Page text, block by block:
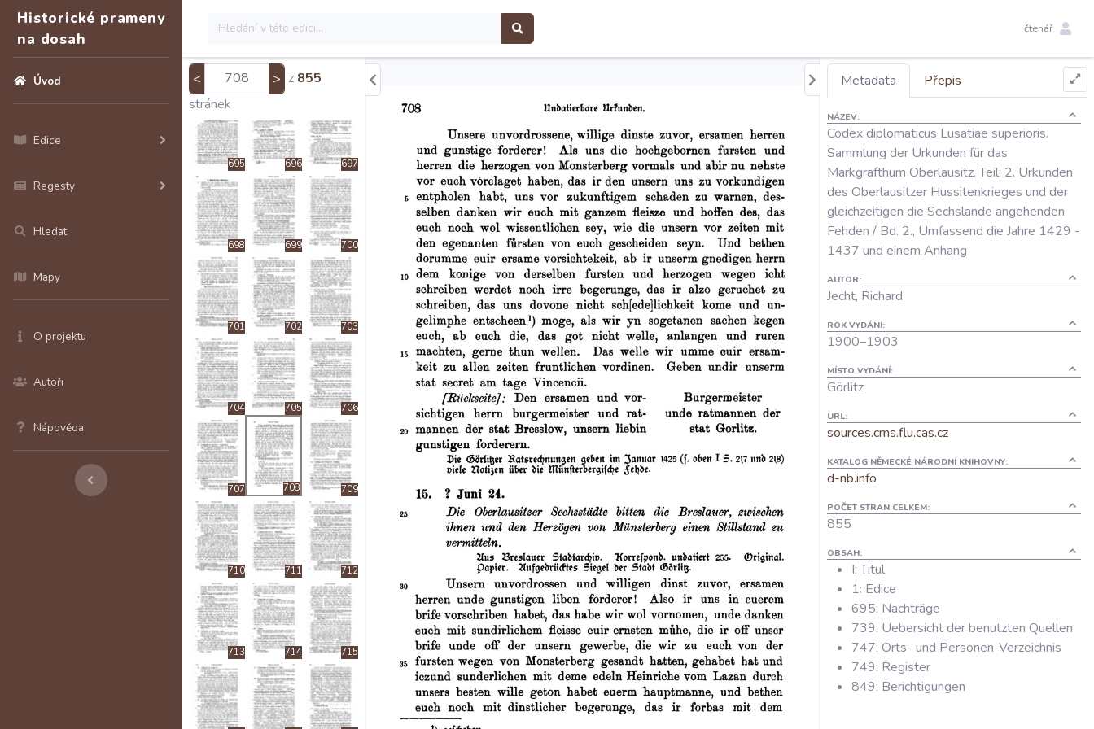
Historické prameny
na dosah
Úvod
Edice
Regesty
Hledat
Mapy
O projektu
Autoři
Nápověda
čtenář
< > z 855
stránek
694
Nachträge
695 696 697
698 699 700
701 702 703
704 705 706
707 708 709
710 711 712
713 714 715
Metadata Přepis
NÁZEV:
Codex diplomaticus Lusatiae superioris.
Sammlung der Urkunden für das
Markgrafthum Oberlausitz. Teil: 2. Urkunden
des Oberlausitzer Hussitenkrieges und der
gleichzeitigen die Sechslande angehenden
Fehden / Bd. 2., Umfassend die Jahre 1429 -
1437 und einem Anhang
AUTOR:
Jecht, Richard
ROK VYDÁNÍ:
1900–⁠1903
MÍSTO VYDÁNÍ:
Görlitz
URL:
sources.cms.flu.cas.cz
KATALOG NĚMECKÉ NÁRODNÍ KNIHOVNY:
d-nb.info
POČET STRAN CELKEM:
855
OBSAH:
I: Titul
1: Edice
695: Nachträge
739: Uebersicht der benutzten Quellen
747: Orts- und Personen-Verzeichnis
749: Register
849: Berichtigungen